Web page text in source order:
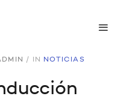
/ IN NOTICIAS